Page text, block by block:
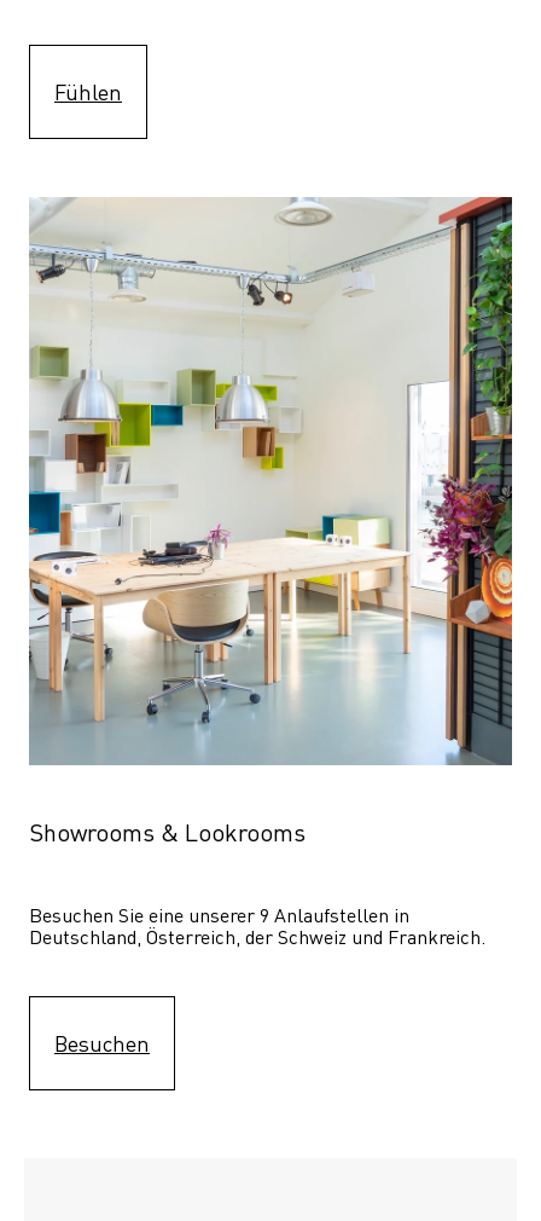
Fühlen
Showrooms & Lookrooms
Besuchen Sie eine unserer 9 Anlaufstellen in
Deutschland, Österreich, der Schweiz und Frankreich.
Besuchen